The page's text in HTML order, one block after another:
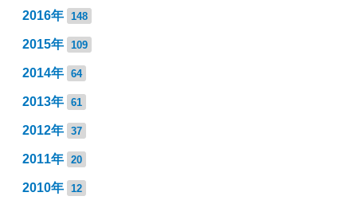
2016年 148
2015年 109
2014年 64
2013年 61
2012年 37
2011年 20
2010年 12